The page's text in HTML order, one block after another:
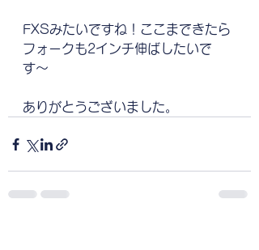
FXSみたいですね！ここまできたら
フォークも2インチ伸ばしたいで
す〜
ありがとうございました。